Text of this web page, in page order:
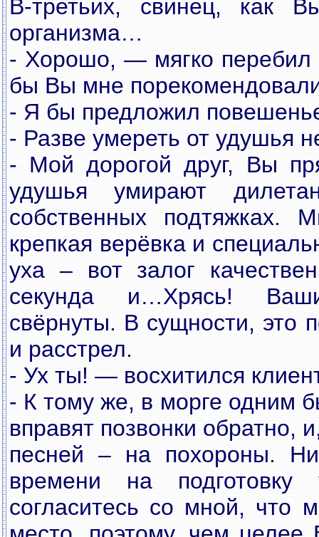
В-третьих, свинец, как
организма…
- Хорошо, — мягко перебил
бы Вы мне
- Я бы предложил
- Разве умереть от удушья
- Мой дорогой друг, Вы
удушья умирают
собственных подтяжках.
крепкая верёвка и
уха – вот залог
секунда и…Хрясь!
свёрнуты. В сущности, это
и расстрел.
- Ух ты! — восхитился
- К тому же, в морге одним
вправят позвонки обратно,
песней – на похороны.
времени на
согласитесь со мной, что